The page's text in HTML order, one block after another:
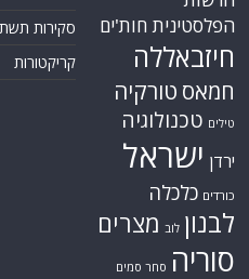
הפלסטינית חות'ים
חיזבאללה
חמאס טורקיה
טילים טכנולוגיה
ירדן ישראל
כורדים כלכלה
לבנון לוב מצרים
סוריה סחר סמים
סקירות
קריקטורות